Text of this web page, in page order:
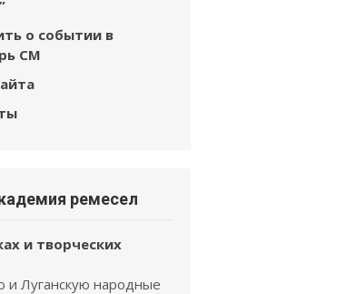
о событии в
СМ
ремесел
и творческих
и Луганскую народные